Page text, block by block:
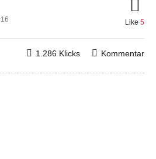
Like 5
Kommentar
1.286 Klicks